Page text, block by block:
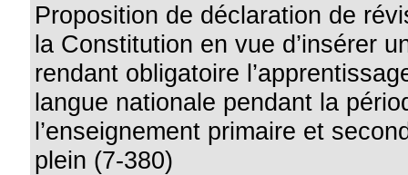
Proposition de déclaration de
la Constitution en vue d’insérer
rendant obligatoire
langue nationale pendant la
l’enseignement primaire et
plein (7-380)